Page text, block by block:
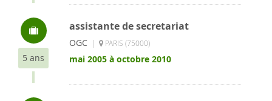
5 ans
assistante de secretariat
OGC | PARIS (75000)
mai 2005 à octobre 2010